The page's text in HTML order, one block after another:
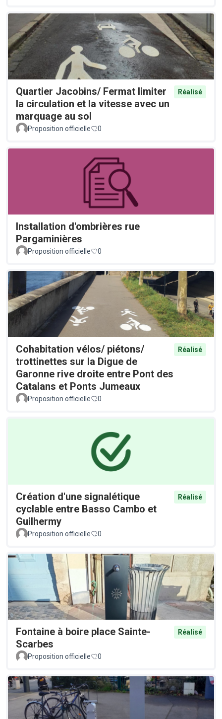
Quartier Jacobins/ Fermat limiter
la circulation et la vitesse avec un
marquage au sol
Réalisé
Proposition officielle 0
Installation d'ombrières rue
Pargaminières
Proposition officielle 0
Cohabitation vélos/ piétons/
trottinettes sur la Digue de
Garonne rive droite entre Pont des
Catalans et Ponts Jumeaux
Réalisé
Proposition officielle 0
Création d'une signalétique
cyclable entre Basso Cambo et
Guilhermy
Réalisé
Proposition officielle 0
Fontaine à boire place Sainte-
Scarbes
Réalisé
Proposition officielle 0